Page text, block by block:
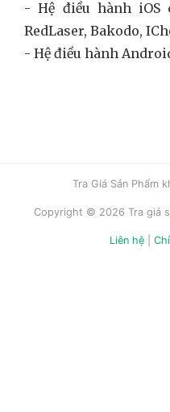
- Hệ điều hành iOS
RedLaser, Bakodo,
- Hệ điều hành
Tra Giá Sản Phẩm
Copyright © 2026 Tra giá
Liên hệ